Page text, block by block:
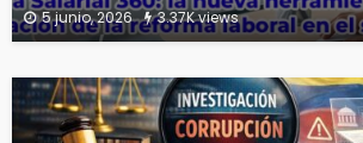
5 junio, 2026 3.37K views